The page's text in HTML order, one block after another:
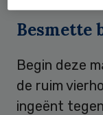
Besmette
Begin deze
de ruim
ingeënt